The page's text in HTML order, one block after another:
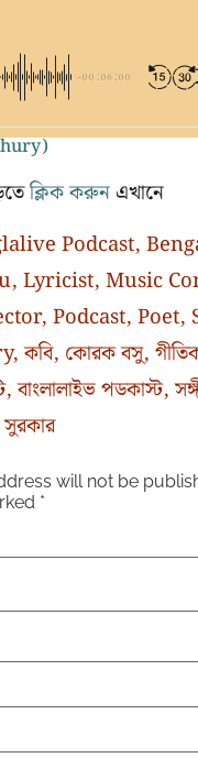
-00:06:00
ক্লিক করুন এখানে
Podcast,
, Lyricist, Music
, Podcast, Poet,
,কবি, কোরক বসু,
,বাংলালাইভ পডকাস্ট,
সুরকার
will not be
*